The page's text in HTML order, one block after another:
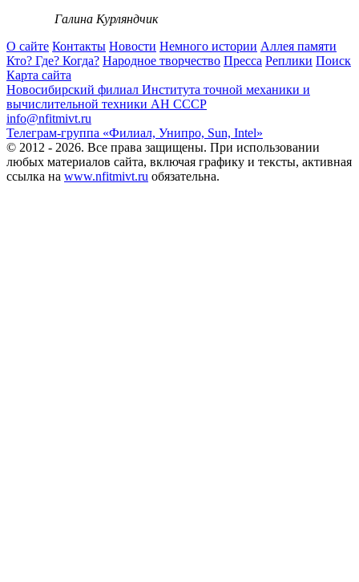
Галина Курляндчик
О сайте Контакты Новости Немного истории Аллея памяти
Кто? Где? Когда? Народное творчество Пресса Реплики Поиск
Карта сайта
Новосибирский филиал Института точной механики и
вычислительной техники АН СССР
info@nfitmivt.ru
Телеграм-группа «Филиал, Унипро, Sun, Intel»
© 2012 - 2026. Все права защищены. При использовании
любых материалов сайта, включая графику и тексты, активная
ссылка на www.nfitmivt.ru обязательна.